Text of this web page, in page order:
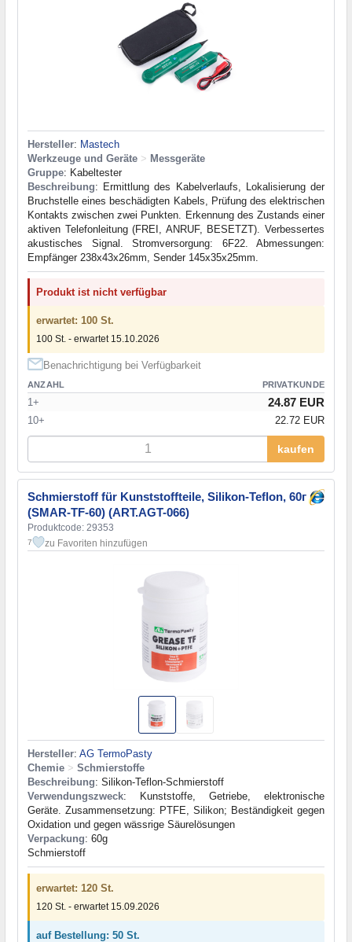
Hersteller: Mastech
Werkzeuge und Geräte > Messgeräte
Gruppe: Kabeltester
Beschreibung: Ermittlung des Kabelverlaufs, Lokalisierung der
Bruchstelle eines beschädigten Kabels, Prüfung des elektrischen
Kontakts zwischen zwei Punkten. Erkennung des Zustands einer
aktiven Telefonleitung (FREI, ANRUF, BESETZT). Verbessertes
akustisches Signal. Stromversorgung: 6F22. Abmessungen:
Empfänger 238x43x26mm, Sender 145x35x25mm.
Produkt ist nicht verfügbar
erwartet: 100 St.
100 St. - erwartet 15.10.2026
Benachrichtigung bei Verfügbarkeit
ANZAHL PRIVATKUNDE
1+ 24.87 EUR
10+ 22.72 EUR
kaufen
Schmierstoff für Kunststoffteile, Silikon-Teflon, 60г
(SMAR-TF-60) (ART.AGT-066)
Produktcode: 29353
7 zu Favoriten hinzufügen
Hersteller: AG TermoPasty
Chemie > Schmierstoffe
Beschreibung: Silikon-Teflon-Schmierstoff
Verwendungszweck: Kunststoffe, Getriebe, elektronische
Geräte. Zusammensetzung: PTFE, Silikon; Beständigkeit gegen
Oxidation und gegen wässrige Säurelösungen
Verpackung: 60g
Schmierstoff
erwartet: 120 St.
120 St. - erwartet 15.09.2026
auf Bestellung: 50 St.